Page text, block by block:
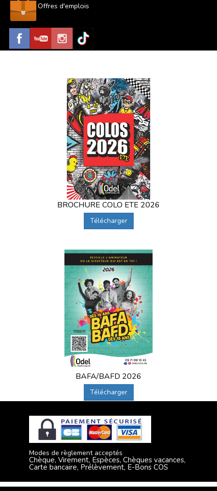
Offres d'emplois
BROCHURE COLO ETE 2026
Télécharger
BAFA/BAFD 2026
Télécharger
Modes de règlement acceptés
Chèque, Virement, Espèces, Chèques vacances,
Carte bancaire, Prélèvement, E-Bons COS